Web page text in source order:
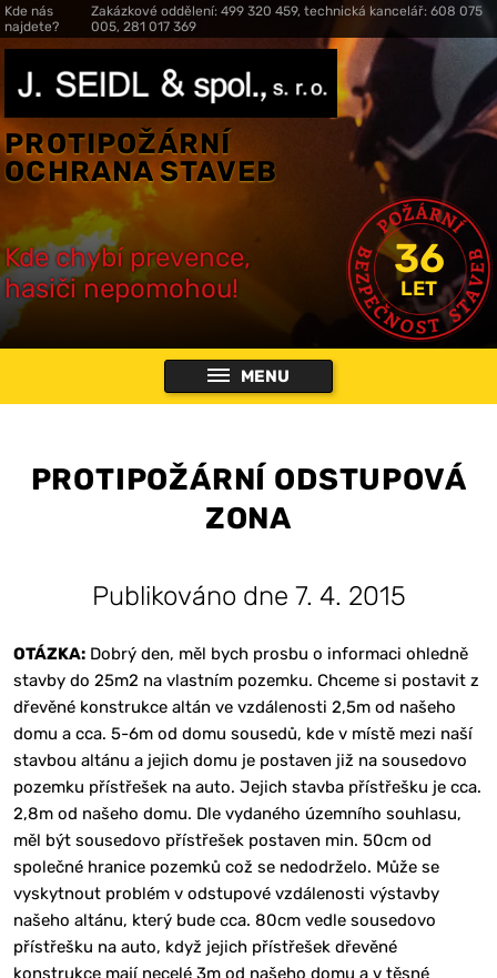
Kde nás
najdete?
Zakázkové oddělení: 499 320 459, technická kancelář: 608 075
005, 281 017 369
PROTIPOŽÁRNÍ
OCHRANA STAVEB
Kde chybí prevence,
hasiči nepomohou!
36
LET
MENU
PROTIPOŽÁRNÍ ODSTUPOVÁ
ZONA
Publikováno dne 7. 4. 2015
OTÁZKA:Dobrý den, měl bych prosbu o informaci ohledně
stavby do 25m2 na vlastním pozemku. Chceme si postavit z
dřevěné konstrukce altán ve vzdálenosti 2,5m od našeho
domu a cca. 5-6m od domu sousedů, kde v místě mezi naší
stavbou altánu a jejich domu je postaven již na sousedovo
pozemku přístřešek na auto. Jejich stavba přístřešku je cca.
2,8m od našeho domu. Dle vydaného územního souhlasu,
měl být sousedovo přístřešek postaven min. 50cm od
společné hranice pozemků což se nedodrželo. Může se
vyskytnout problém v odstupové vzdálenosti výstavby
našeho altánu, který bude cca. 80cm vedle sousedovo
přístřešku na auto, když jejich přístřešek dřevěné